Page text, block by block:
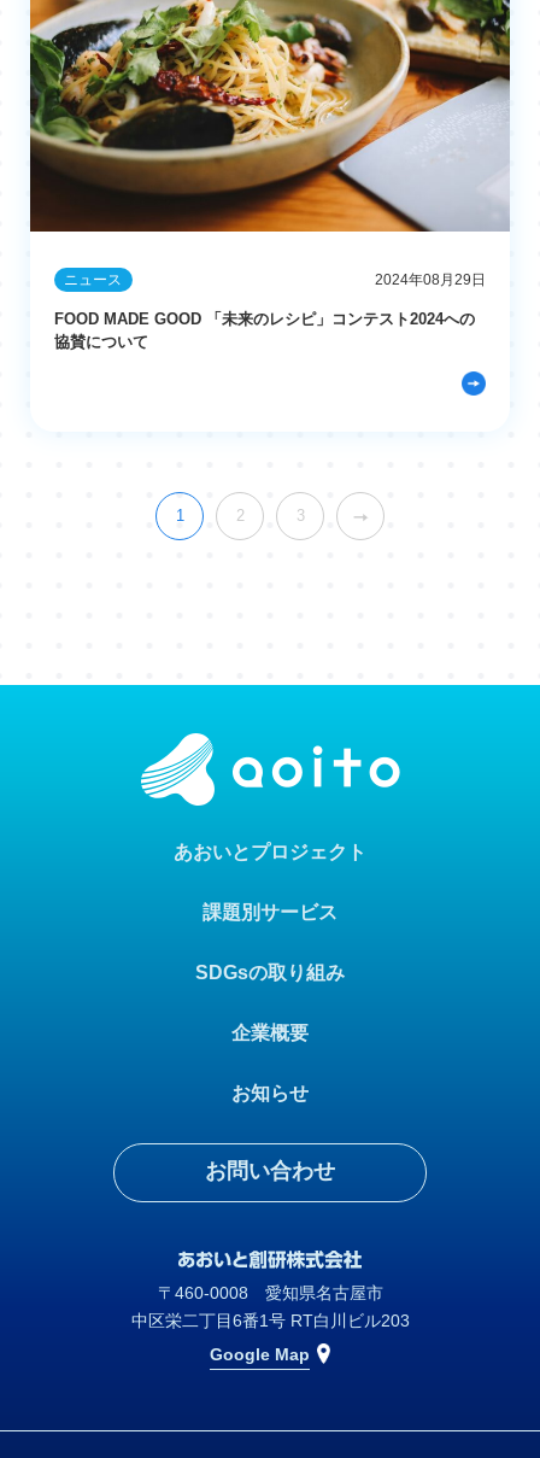
ニュース 2024年08月29日
FOOD MADE GOOD 「未来のレシピ」コンテスト2024への
協賛について
1 2 3
あおいとプロジェクト
SDGsの取り組み
お知らせ
課題別サービス
企業概要
お問い合わせ
〒460-0008 愛知県名古屋市
中区栄二丁目6番1号 RT白川ビル203
Google Map